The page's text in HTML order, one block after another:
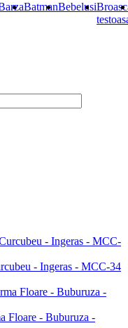
BatmanBebelusi
- Ingeras - MCC-34
Floare - Buburuza -